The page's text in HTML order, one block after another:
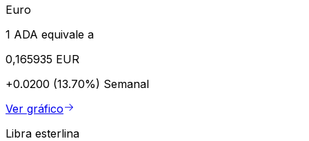
Euro
1 ADA equivale a
0,165935 EUR
+0.0200 (13.70%) Semanal
Ver gráfico
Libra esterlina